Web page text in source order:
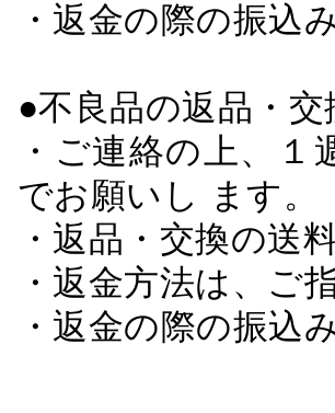
・返金の際の振込
●不良品の返品・
・ご連絡の上、
でお願いし ます。
・返品・交換の送
・返金方法は、ご
・返金の際の振込